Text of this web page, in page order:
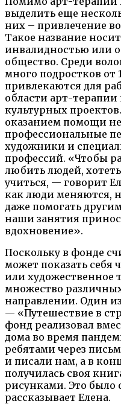
выделить еще
них – привлечение
Такое название
инвалидностью или
общество. Среди
много подростков от
привлекаются для
области арт-
культурных
оказанием помощи
профессиональные
художники и
профессий. «Чтобы
любить людей,
учиться, — говорит
как люди меняются,
даже помогать
наши занятия
вдохновение».
Поскольку в фонде
может показать себя
или художественное
множество
направлении. Один
— «Путешествие в
фонд реализовал
дома во время
ребятами через
и писали нам, а в
получилась своя
рисунками. Это было
рассказывает Елена.